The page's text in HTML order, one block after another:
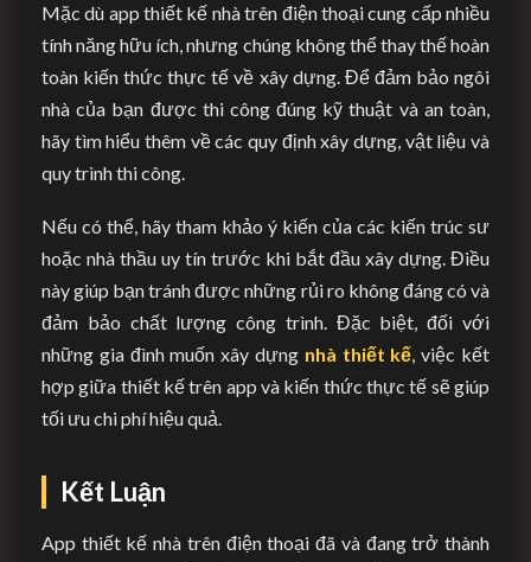
Mặc dù app thiết kế nhà trên điện thoại cung cấp nhiều
tính năng hữu ích, nhưng chúng không thể thay thế hoàn
toàn kiến thức thực tế về xây dựng. Để đảm bảo ngôi
nhà của bạn được thi công đúng kỹ thuật và an toàn,
hãy tìm hiểu thêm về các quy định xây dựng, vật liệu và
quy trình thi công.
Nếu có thể, hãy tham khảo ý kiến của các kiến trúc sư
hoặc nhà thầu uy tín trước khi bắt đầu xây dựng. Điều
này giúp bạn tránh được những rủi ro không đáng có và
đảm bảo chất lượng công trình. Đặc biệt, đối với
những gia đình muốn xây dựng nhà thiết kế, việc kết
hợp giữa thiết kế trên app và kiến thức thực tế sẽ giúp
tối ưu chi phí hiệu quả.
Kết Luận
App thiết kế nhà trên điện thoại đã và đang trở thành